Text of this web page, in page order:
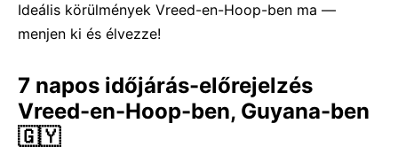
Ideális körülmények Vreed-en-Hoop-ben ma —
menjen ki és élvezze!
7 napos időjárás-előrejelzés
Vreed-en-Hoop-ben, Guyana-ben
🇬🇾